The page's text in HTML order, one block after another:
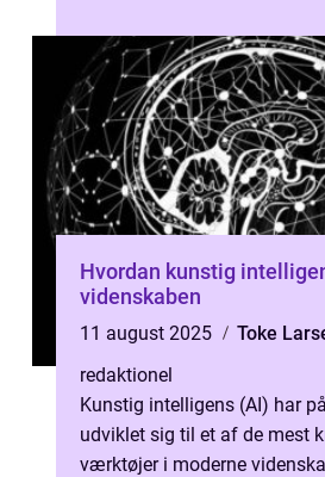
Hvordan kunstig
videnskaben
11 august 2025
Toke
redaktionel
Kunstig intelligens (AI) har
udviklet sig til et af de mest
værktøjer i moderne